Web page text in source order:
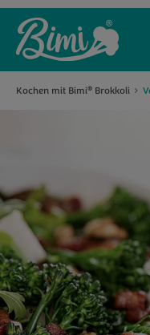
Kochen mit Bimi® Brokkoli